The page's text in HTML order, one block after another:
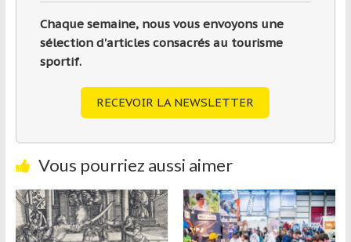
Chaque semaine, nous vous envoyons une
sélection d'articles consacrés au tourisme
sportif.
RECEVOIR LA NEWSLETTER
Vous pourriez aussi aimer